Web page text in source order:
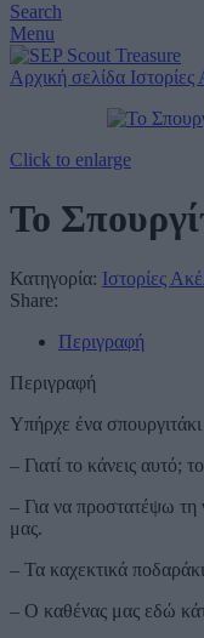
Search
Menu
Αρχική σελίδα
Click to enlarge
Το
Κατηγορία: Ιστορίες
Share:
Περιγραφή
Περιγραφή
Υπήρχε ένα
– Γιατί το κάνεις αυτό;
– Για να προστατέψω τη
μας.
– Τα καχεκτικά
– Ο καθένας μας εδώ